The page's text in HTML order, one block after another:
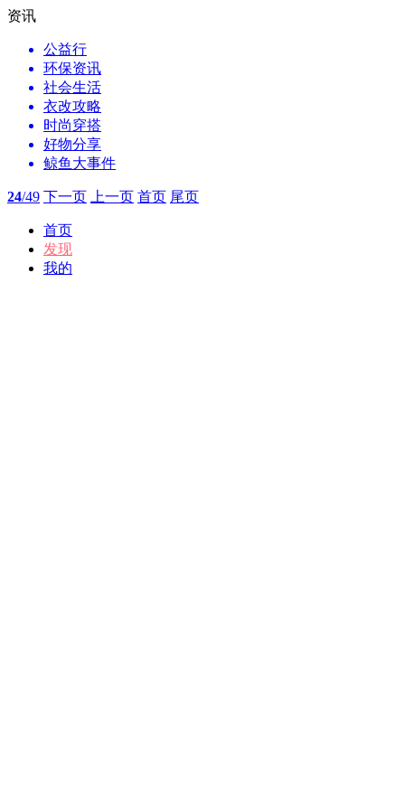
资讯
公益行
环保资讯
社会生活
衣改攻略
时尚穿搭
好物分享
鲸鱼大事件
24/49 下一页 上一页 首页 尾页
首页
发现
我的